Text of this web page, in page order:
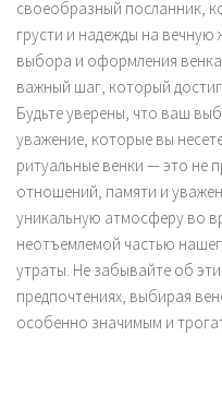
своеобразный посланник,
грусти и надежды на
выбора и оформления
важный шаг, который
Будьте уверены, что ваш
уважение, которые вы
ритуальные венки — это не
отношений, памяти и
уникальную атмосферу во
неотъемлемой частью
утраты. Не забывайте об
предпочтениях, выбирая
особенно значимым и